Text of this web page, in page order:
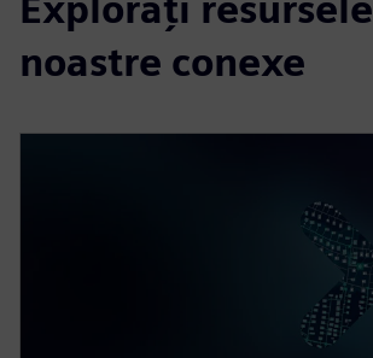
noastre conexe